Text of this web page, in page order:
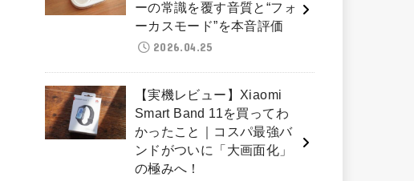
ーの常識を覆す音質と“フォ
ーカスモード”を本音評価
2026.04.25
【実機レビュー】Xiaomi
Smart Band 11を買ってわ
かったこと｜コスパ最強バ
ンドがついに「大画面化」
の極みへ！